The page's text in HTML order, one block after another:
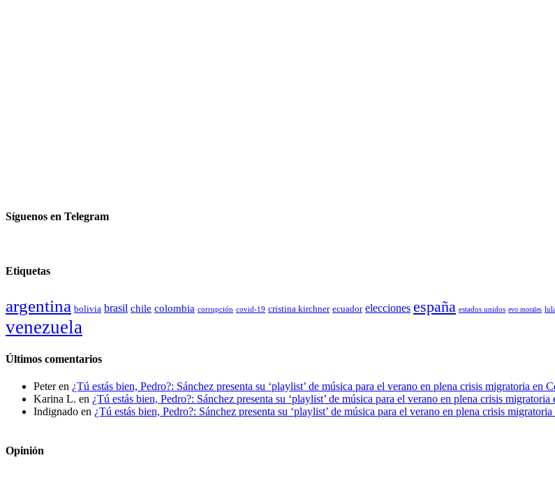
Síguenos en Telegram
Etiquetas
argentina bolivia brasil chile colombia corrupción covid-19 cristina kirchner ecuador elecciones españa estados unidos evo morales
venezuela
Últimos comentarios
Peteren ¿Tú estás bien, Pedro?: Sánchez presenta su ‘playlist’ de música para el verano en plena crisis migratoria en
Karina L. en ¿Tú estás bien, Pedro?: Sánchez presenta su ‘playlist’ de música para el verano en plena crisis
Indignado en ¿Tú estás bien, Pedro?: Sánchez presenta su ‘playlist’ de música para el verano en plena crisis
Opinión